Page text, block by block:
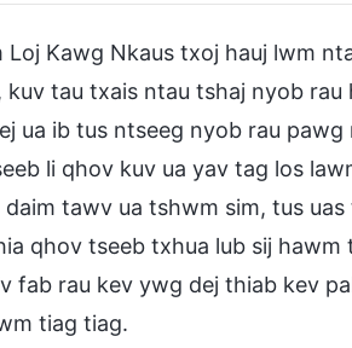
Loj Kawg Nkaus txoj hauj lwm
tau txais ntau tshaj nyob rau
ua ib tus ntseeg nyob rau pawg
li qhov kuv ua yav tag los
tawv ua tshwm sim, tus
qhov tseeb txhua lub sij
fab rau kev ywg dej thiab kev
tiag tiag.